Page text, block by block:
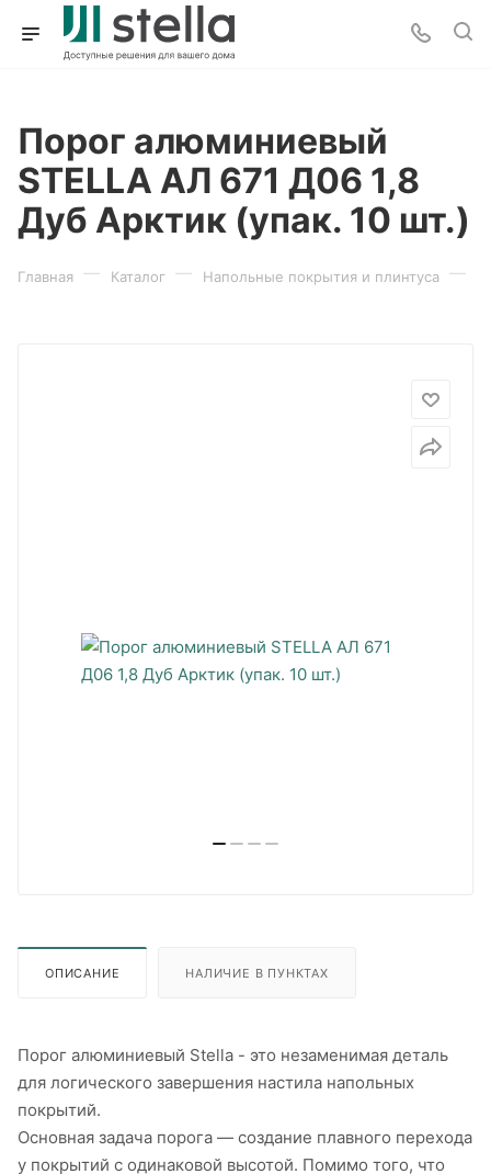
Порог алюминиевый
STELLA АЛ 671 Д06 1,8
Дуб Арктик (упак. 10 шт.)
Главная — Каталог — Напольные покрытия и плинтуса —
ОПИСАНИЕ НАЛИЧИЕ В ПУНКТАХ
Порог алюминиевый Stella - это незаменимая деталь
для логического завершения настила напольных
покрытий.
Основная задача порога — создание плавного перехода
у покрытий с одинаковой высотой. Помимо того, что